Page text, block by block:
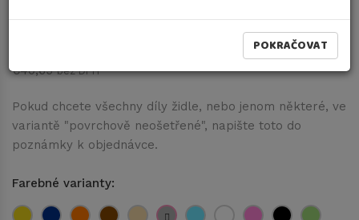
€49,18vč. DPH
€40,65bez DPH
Pokud chcete všechny díly židle, nebo jenom některé, ve
variantě "povrchově neošetřené", napište toto do
poznámky k objednávce.
Farebné varianty:
POKRAČOVAT